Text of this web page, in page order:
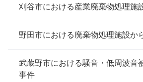
刈谷市における産業廃棄物処理施
野田市における廃棄物処理施設か
武蔵野市における騒音・低周波音
事件